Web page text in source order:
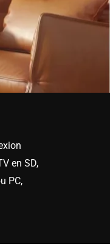
en SD,
PC,